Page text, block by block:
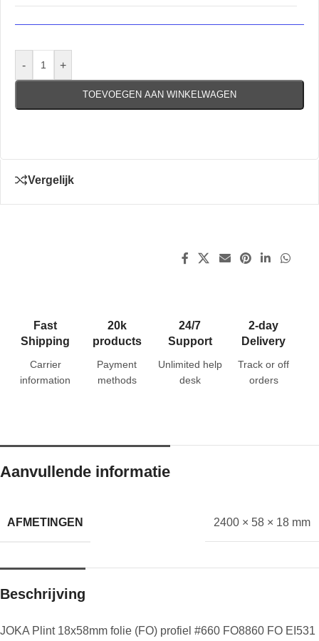
- +
TOEVOEGEN AAN WINKELWAGEN
Vergelijk
Fast
Shipping
Carrier
information
20k
products
Payment
methods
24/7
Support
Unlimited help
desk
2-day
Delivery
Track or off
orders
Aanvullende informatie
AFMETINGEN 2400 × 58 × 18 mm
Beschrijving
JOKA Plint 18x58mm folie (FO) profiel #660 FO8860 FO EI531